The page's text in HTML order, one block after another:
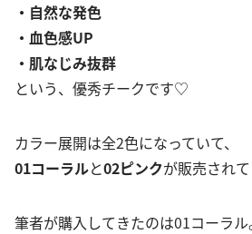
・自然な発色
・血色感UP
・肌なじみ抜群
という、優秀チークです♡
カラー展開は全2色になっていて、
01コーラルと02ピンクが販売され
筆者が購入してきたのは01コーラル